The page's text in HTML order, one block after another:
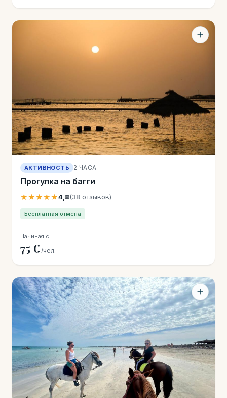
АКТИВНОСТЬ 2 ЧАСА
Прогулка на багги
★★★★★4,8(38 отзывов)
Бесплатная отмена
Начиная с
75 € /чел.